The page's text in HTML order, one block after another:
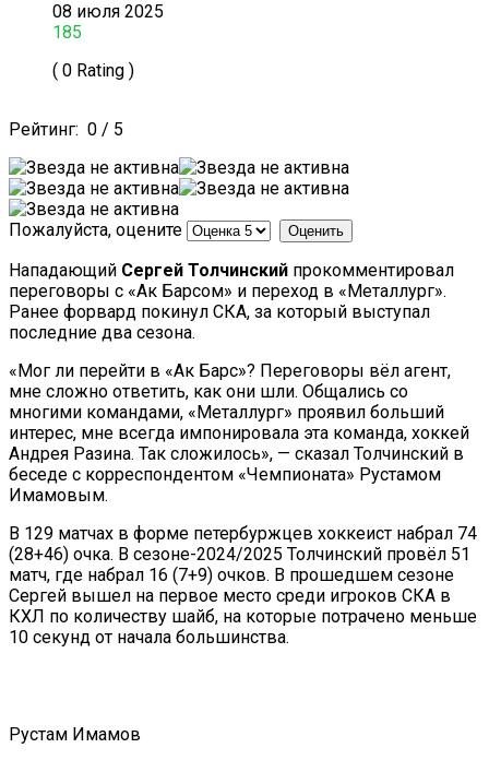
08 июля 2025
185
( 0 Rating )
Рейтинг: 0 / 5
Пожалуйста, оцените
Нападающий Сергей Толчинский прокомментировал
переговоры с «Ак Барсом» и переход в «Металлург».
Ранее форвард покинул СКА, за который выступал
последние два сезона.
«Мог ли перейти в «Ак Барс»? Переговоры вёл агент,
мне сложно ответить, как они шли. Общались со
многими командами, «Металлург» проявил больший
интерес, мне всегда импонировала эта команда, хоккей
Андрея Разина. Так сложилось», — сказал Толчинский в
беседе с корреспондентом «Чемпионата» Рустамом
Имамовым.
В 129 матчах в форме петербуржцев хоккеист набрал 74
(28+46) очка. В сезоне-2024/2025 Толчинский провёл 51
матч, где набрал 16 (7+9) очков. В прошедшем сезоне
Сергей вышел на первое место среди игроков СКА в
КХЛ по количеству шайб, на которые потрачено меньше
10 секунд от начала большинства.
Рустам Имамов